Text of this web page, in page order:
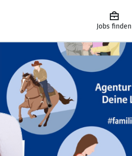
Jobs finden